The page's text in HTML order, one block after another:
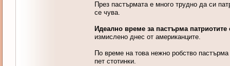
През пастърмата е много трудно да си
се чува.
Идеално време за пастърма патриотите
измислено днес от американците.
По време на това нежно робство
пет стотинки.